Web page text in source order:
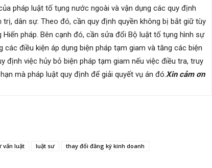
pháp luật tố tụng nước ngoài và vận dụng các quy định
dân sự. Theo đó, cần quy định quyền không bị bắt giữ tùy
pháp. Bên cạnh đó, cần sửa đổi Bộ luật tố tụng hình sự
điều kiện áp dụng biện pháp tạm giam và tăng các biện
định việc hủy bỏ biện pháp tạm giam nếu việc điều tra, truy
mà pháp luật quy định để giải quyết vụ án đó.Xin cảm ơn
vấn luật luật sư
thay đổi đăng ký kinh doanh